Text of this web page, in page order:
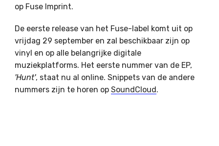
op Fuse Imprint.
De eerste release van het Fuse-label komt uit op
vrijdag 29 september en zal beschikbaar zijn op
vinyl en op alle belangrijke digitale
muziekplatforms. Het eerste nummer van de EP,
'Hunt', staat nu al online. Snippets van de andere
nummers zijn te horen op SoundCloud .